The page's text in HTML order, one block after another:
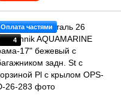
Оплата частями
4